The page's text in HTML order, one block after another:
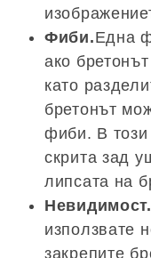
Фиби.Една
ако
като
бретонът
фиби. В
скрита зад
липсата на
Невидимост.
използвате
закрепите